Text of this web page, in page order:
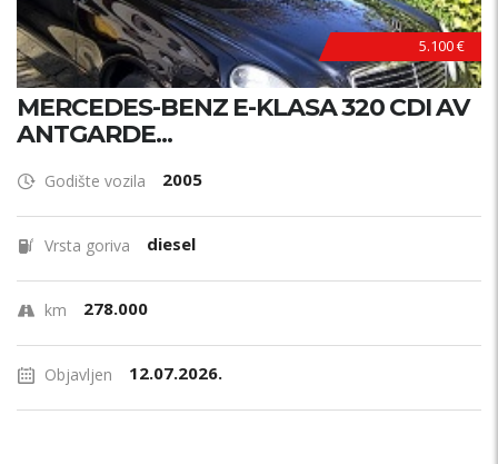
5.100 €
MERCEDES-BENZ E-KLASA 320 CDI AV
ANTGARDE...
Godište vozila 2005
Vrsta goriva diesel
km 278.000
Objavljen 12.07.2026.